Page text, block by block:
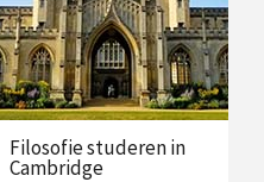
Filosofie studeren in
Cambridge